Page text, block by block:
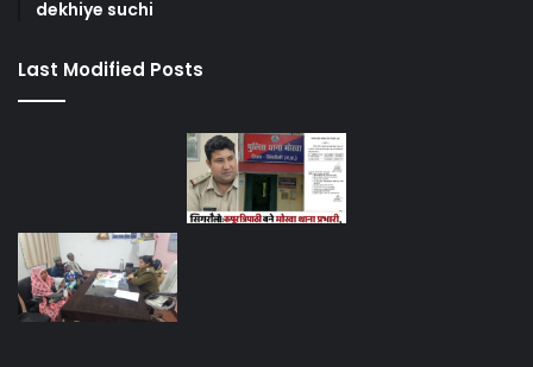
dekhiye suchi
Last Modified Posts